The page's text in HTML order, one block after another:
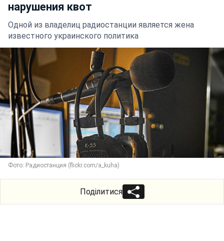
нарушения квот
Одной из владелиц радиостанции является жена
известного украинского политика
Фото: Радиостанция (flickr.com/a_kuha)
Поділитися